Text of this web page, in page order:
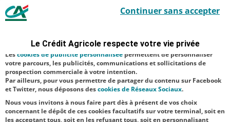
Après le musée du vin de Champagne
et d'Archéologie régionale d’Epernay, fin
portes. Le centre d’interprétation sensorielle
des vins de Champagne d’Aÿ, a été inauguré
hier, après 18 mois de travaux. G...
Le Crédit Agricole respecte votre vie privée
indispensables car utilisés à des fins de bon fonctionnement et de
sécurité ; d’autres sont facultatifs. Les
satisfaction facultatifs.
Lescookies de publicité personnalisée permettent de personnaliser
votre parcours, les publicités, communications et sollicitations de
prospection commerciale à votre intention.
Par ailleurs, pour vous permettre de partager du contenu sur Facebook
et Twitter, nous déposons descookies de Réseaux Sociaux.
Nous vous invitons à nous faire part dès à présent de vos choix
concernant le dépôt de ces cookies facultatifs sur votre terminal, soit en
les acceptant tous, soit en les refusant tous, soit en personnalisant
Continuer sans accepter